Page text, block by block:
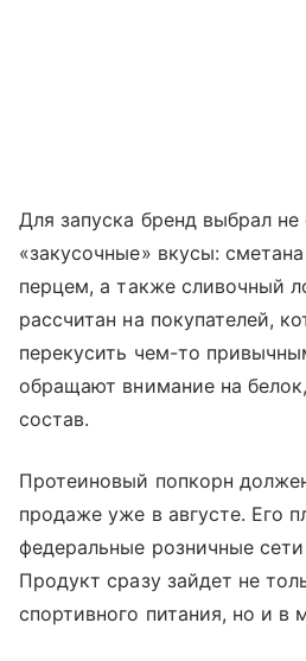
Для запуска бренд выбрал не
«закусочные» вкусы:
перцем, а также сливочный
рассчитан на покупателей,
перекусить чем-то
обращают внимание на
состав.
Протеиновый попкорн
продаже уже в августе. Его
федеральные розничные
Продукт сразу зайдет не
спортивного питания, но и в